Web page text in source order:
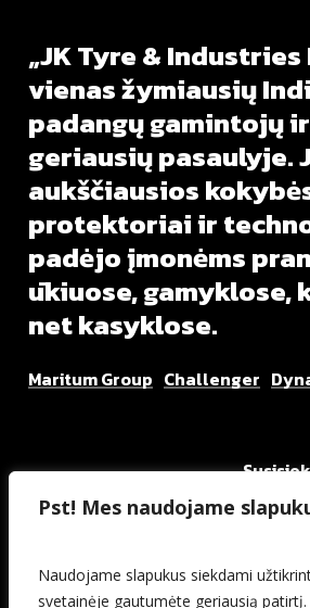
Pst! Mes naudojame
Naudojame slapukus siekdami
svetainėje gautumėte geriausią patirtį.
„JKTyre&Industries
vienasžymiausių
padangųgamintojųir
geriausiųpasaulyje.
aukščiausios
protektoriaiir
padėjoįmonėms
ūkiuose,gamyklose,
netkasyklose.
Maritum Group Challenger
Padangos
+370